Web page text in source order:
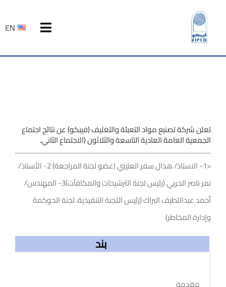
content
Toggle
المركز الاعلامي
علاقات المستثمرين
التوظيف
اطلب الأن
EN
تعلن شركة تصنيع مواد التعبئة والتغليف (فيبكو) عن نتائج اجتماع
الجمعية العامة العادية التاسعة والثلاثون (الاجتماع الثاني.
<1- الاستاذ/ هذال سفر العتيبي (عضو لجنة المراجعة) 2- الأستاذ/
نمر ناصر الحربي (رئيس لجنة الترشيحات والمكافآت)3- المهندس/
أحمد عبداللطيف البراك (رئيس اللجنة التنفيذية، لجنة الحوكمة
وإدارة المخاطر)
بند